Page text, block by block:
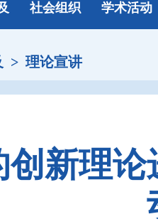
社会组织 学术活动
> 理论宣讲
创新理